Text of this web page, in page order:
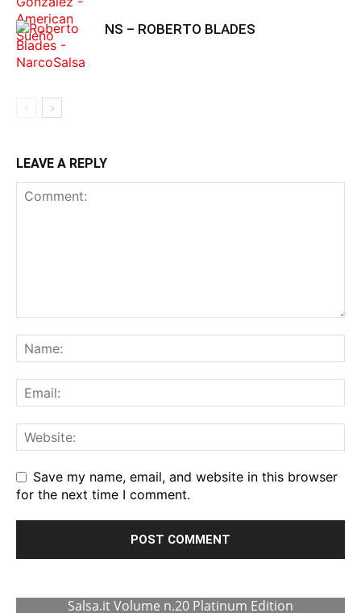
NS – ROBERTO BLADES
LEAVE A REPLY
Save my name, email, and website in this browser
for the next time I comment.
Salsa.it Volume n.20 Platinum Edition